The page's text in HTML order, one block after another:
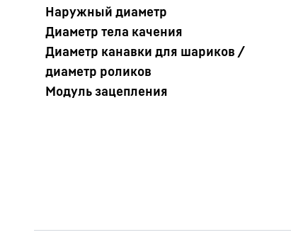
Подробнее о компании
Наружный диаметр
Диаметр тела качения
Диаметр канавки для шариков /
диаметр роликов
Модуль зацепления